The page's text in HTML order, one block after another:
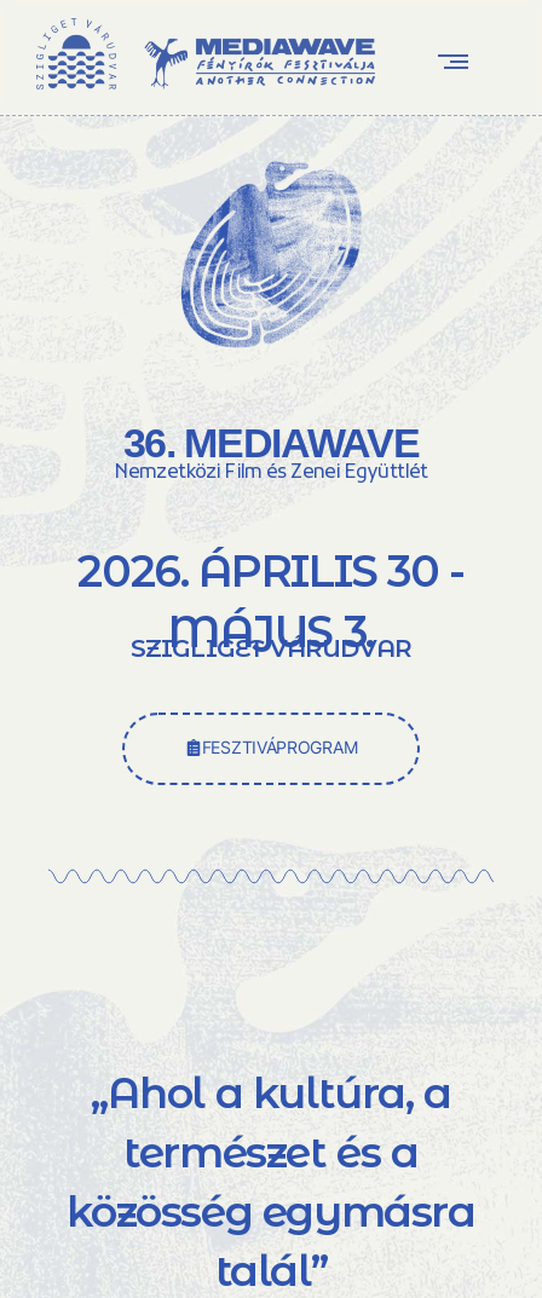
36. MEDIAWAVE
Nemzetközi Film és Zenei Együttlét
2026. ÁPRILIS 30 -
MÁJUS 3.
SZIGLIGET VÁRUDVAR
FESZTIVÁPROGRAM
„Ahol a kultúra, a
természet és a
közösség egymásra
talál”